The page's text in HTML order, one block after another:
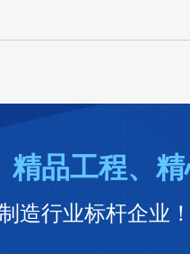
精品工程、
造行业标杆企业